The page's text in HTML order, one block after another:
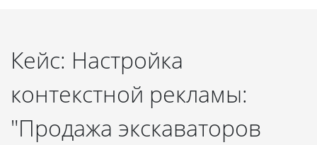
Кейс: Настройка
контекстной рекламы:
"Продажа экскаваторов